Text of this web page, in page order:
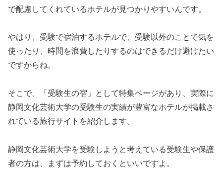
で配慮してくれているホテルが見つかりやすいんです。
やはり、受験で宿泊するホテルで、受験以外のことで気を
使ったり、時間を浪費したりするのはできるだけ避けたい
ですからね。
そこで、「受験生の宿」として特集ページがあり、実際に
静岡文化芸術大学の受験生の実績が豊富なホテルが掲載さ
れている旅行サイトを紹介します。
静岡文化芸術大学を受験しようと考えている受験生や保護
者の方は、まずは予約しておくといいですよ。